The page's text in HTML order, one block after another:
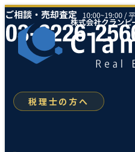
税理士の方へ